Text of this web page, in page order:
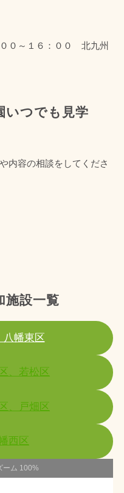
０～１６：００ 北九州
いつでも見学
内容の相談をしてくださ
施設一覧
幡東区
、若松区
、戸畑区
西区
ーム 100%